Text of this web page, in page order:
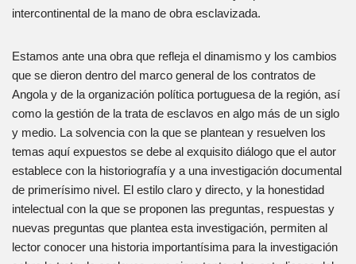
intercontinental de la mano de obra esclavizada.
Estamos ante una obra que refleja el dinamismo y los cambios
que se dieron dentro del marco general de los contratos de
Angola y de la organización política portuguesa de la región, así
como la gestión de la trata de esclavos en algo más de un siglo
y medio. La solvencia con la que se plantean y resuelven los
temas aquí expuestos se debe al exquisito diálogo que el autor
establece con la historiografía y a una investigación documental
de primerísimo nivel. El estilo claro y directo, y la honestidad
intelectual con la que se proponen las preguntas, respuestas y
nuevas preguntas que plantea esta investigación, permiten al
lector conocer una historia importantísima para la investigación